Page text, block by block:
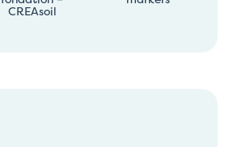
CREAsoil